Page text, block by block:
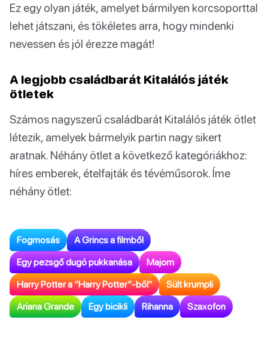
Ez egy olyan játék, amelyet bármilyen korcsoporttal
lehet játszani, és tökéletes arra, hogy mindenki
nevessen és jól érezze magát!
A legjobb családbarát Kitalálós játék
ötletek
Számos nagyszerű családbarát Kitalálós játék ötlet
létezik, amelyek bármelyik partin nagy sikert
aratnak. Néhány ötlet a következő kategóriákhoz:
híres emberek, ételfajták és tévéműsorok. Íme
néhány ötlet:
Fogmosás A Grincs a filmből
Egy pezsgő dugó pukkanása Majom
Harry Potter a “Harry Potter”-ből" Sült krumpli
Ariana Grande Egy bicikli Rihanna Szaxofon